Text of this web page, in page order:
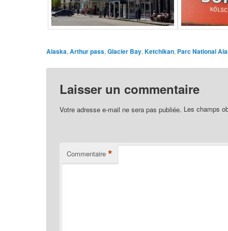
Alaska,Arthur pass,Glacier Bay,Ketchikan, Parc National
Laisser un commentaire
Votre adresse e-mail ne sera pas publiée. Les champs
Commentaire *